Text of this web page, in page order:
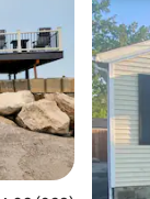
: 4,98 sur 5